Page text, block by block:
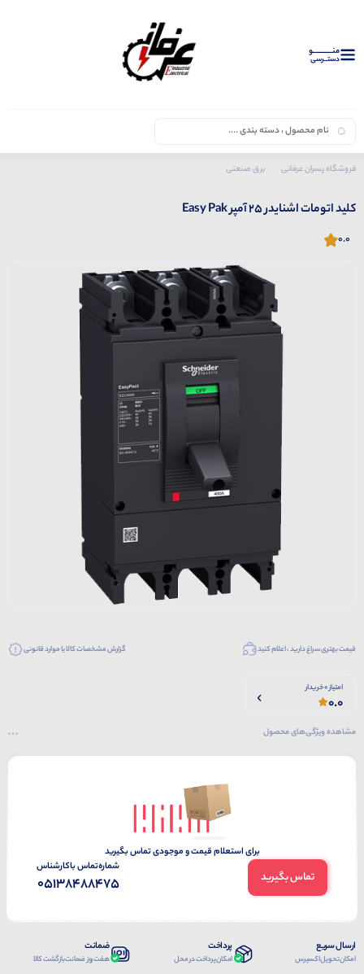
منــــــــــــو
دستــرسی
فروشگاه پسران عرفانی برق صنعتی
کلید اتومات اشنایدر 25 آمپر Easy Pak
0.0
قیمت بهتری سراغ دارید ، اعلام کنید گزارش مشخصات کالا یا موارد قانونی
امتیاز 0 خریدار
0.0
مشاهده ویژگی‌های محصول
برای استعلام قیمت و موجودی تماس بگیرید
تماس بگیرید
شماره‌تماس‌ با‌کارشناس
05138488475
ارسال سریع
امکان تحویل اکسپرس
پرداخت
امکان پرداخت در محل
ضمانت
هفت روز ضمانت بازگشت کالا